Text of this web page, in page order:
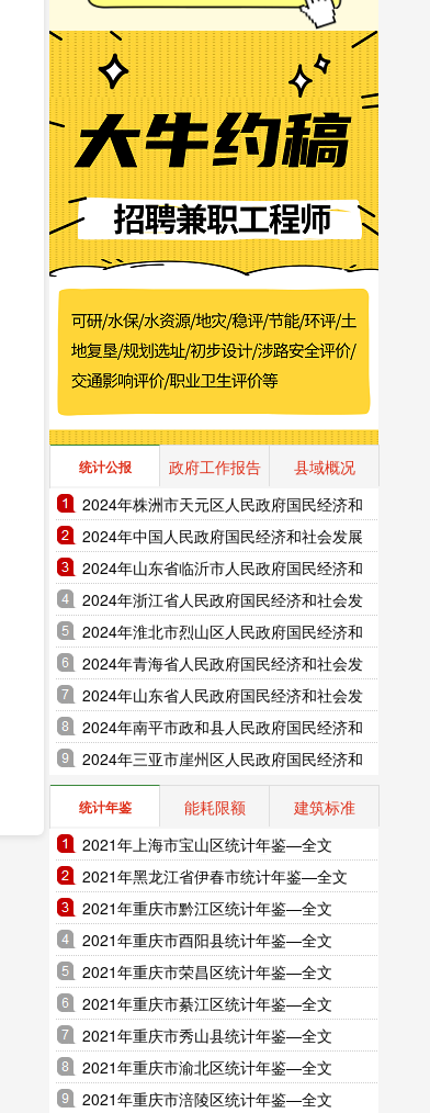
统计公报 政府工作报告
县域概况
2024年株洲市天元区人民政府国民经济和
社会发展统计公报（2025年更新）
2024年中国人民政府国民经济和社会发展
统计公报（2025年更新）
2024年山东省临沂市人民政府国民经济和
社会发展统计公报（2025年更新）
2024年浙江省人民政府国民经济和社会发
展统计公报（2025年更新）
2024年淮北市烈山区人民政府国民经济和
社会发展统计公报（2025年更新）
2024年青海省人民政府国民经济和社会发
展统计公报（2025年更新）
2024年山东省人民政府国民经济和社会发
展统计公报（2025年更新）
2024年南平市政和县人民政府国民经济和
社会发展统计公报（2025年更新）
2024年三亚市崖州区人民政府国民经济和
社会发展统计公报（2025年更新）
统计年鉴 能耗限额
建筑标准
2021年上海市宝山区统计年鉴—全文
2021年黑龙江省伊春市统计年鉴—全文
2021年重庆市黔江区统计年鉴—全文
2021年重庆市酉阳县统计年鉴—全文
2021年重庆市荣昌区统计年鉴—全文
2021年重庆市綦江区统计年鉴—全文
2021年重庆市秀山县统计年鉴—全文
2021年重庆市渝北区统计年鉴—全文
2021年重庆市涪陵区统计年鉴—全文